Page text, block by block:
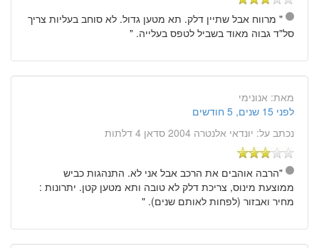
" מרווח אבל שתיין דלק. תא מטען גדול. לא סוחב בעליות צריך
סל"ד גבוה מאוד בשביל לטפס בעלייה. "
מאת: אנונימי
לפני 15 שנים, 5 חודשים
נכתב על: יונדאי אלנטרה 2004 סדאן 4 דלתות
"הרבה אוהבים את הרכב אבל אני לא. התנהגות כביש
ממוצעת מינוס, צריכת דלק לא טובה ותא מטען קטן. יתרונות :
מחיר ואבזור (לפחות לאותם שנים). "